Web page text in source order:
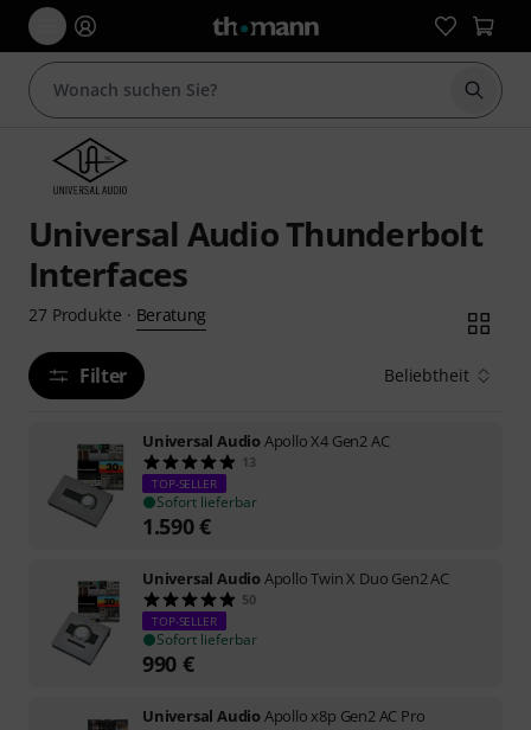
Suche
Universal Audio Thunderbolt
Interfaces
27 Produkte · Beratung
Filter Beliebtheit
Universal AudioApollo X4 Gen2 AC
13
TOP-SELLER
Sofort lieferbar
1.590€
Universal AudioApollo Twin X Duo Gen2 AC
50
TOP-SELLER
Sofort lieferbar
990 €
Universal AudioApollo x8p Gen2 AC Pro